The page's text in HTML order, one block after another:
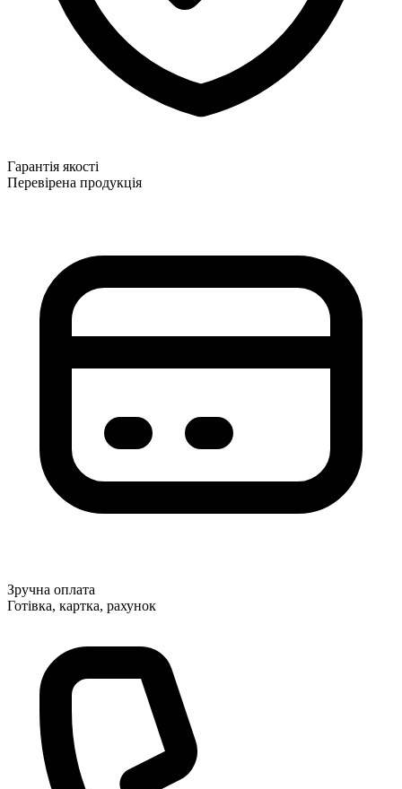
Гарантія якості
Перевірена продукція
Зручна оплата
Готівка, картка, рахунок